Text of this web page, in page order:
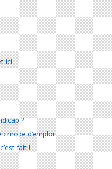
ici
?
mode d’emploi
fait !